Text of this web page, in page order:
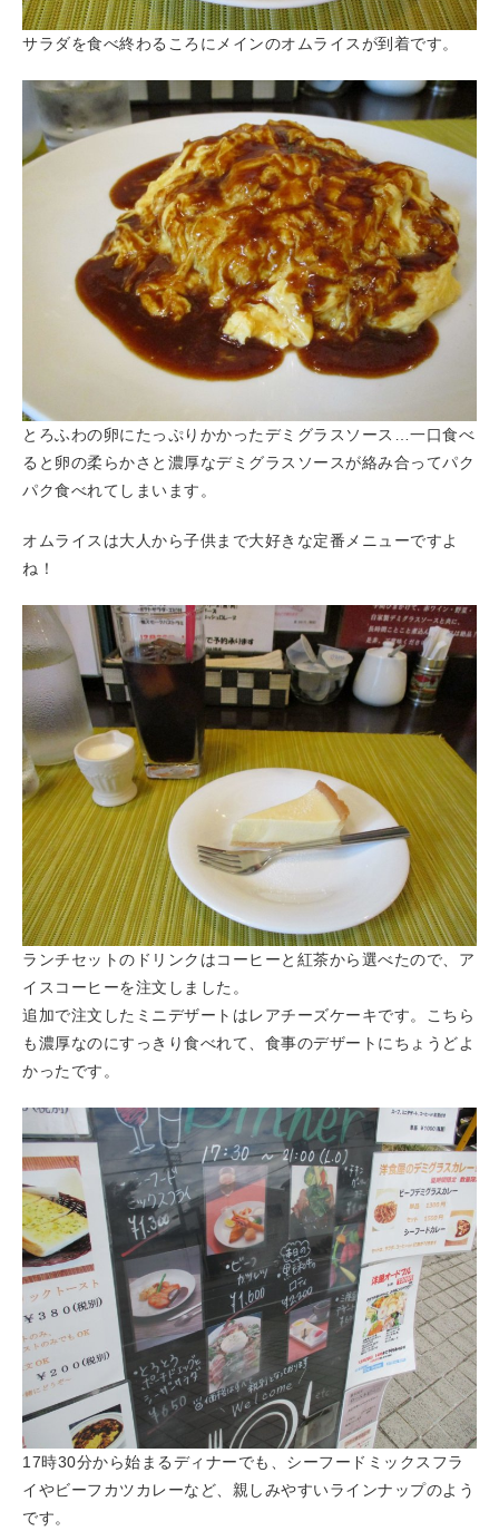
サラダを食べ終わるころにメインのオムライスが到着です。
とろふわの卵にたっぷりかかったデミグラスソース…一口食べ
ると卵の柔らかさと濃厚なデミグラスソースが絡み合ってパク
パク食べれてしまいます。
オムライスは大人から子供まで大好きな定番メニューですよ
ね！
ランチセットのドリンクはコーヒーと紅茶から選べたので、ア
イスコーヒーを注文しました。
追加で注文したミニデザートはレアチーズケーキです。こちら
も濃厚なのにすっきり食べれて、食事のデザートにちょうどよ
かったです。
17時30分から始まるディナーでも、シーフードミックスフラ
イやビーフカツカレーなど、親しみやすいラインナップのよう
です。